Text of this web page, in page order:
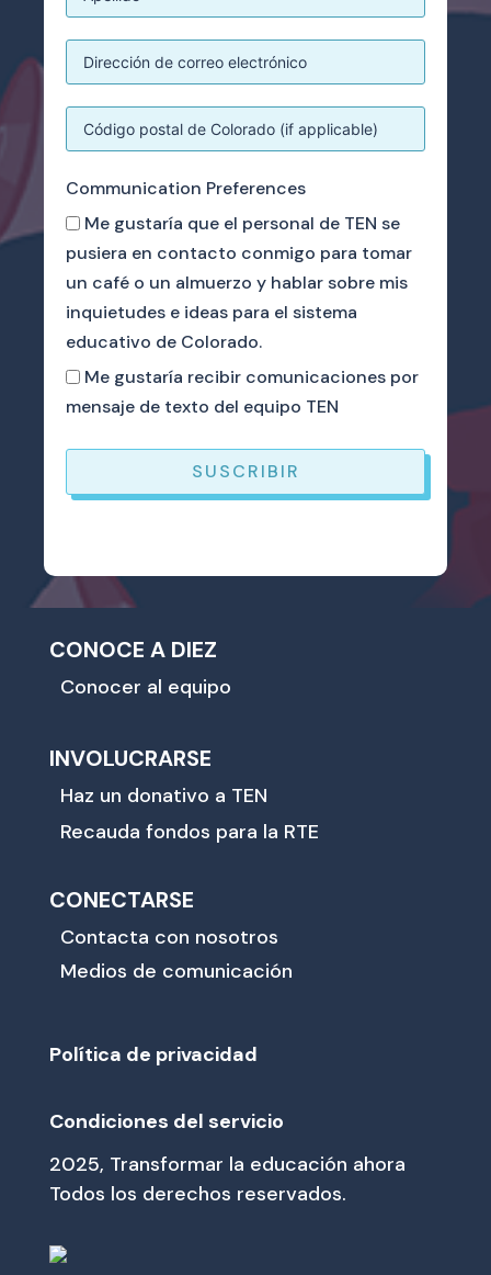
Communication Preferences
Me gustaría que el personal de TEN se
pusiera en contacto conmigo para tomar
un café o un almuerzo y hablar sobre mis
inquietudes e ideas para el sistema
educativo de Colorado.
Me gustaría recibir comunicaciones por
mensaje de texto del equipo TEN
SUSCRIBIR
CONOCE A DIEZ
Conocer al equipo
INVOLUCRARSE
Haz un donativo a TEN
Recauda fondos para la RTE
CONECTARSE
Contacta con nosotros
Medios de comunicación
Política de privacidad
Condiciones del servicio
2025, Transformar la educación ahora
Todos los derechos reservados.